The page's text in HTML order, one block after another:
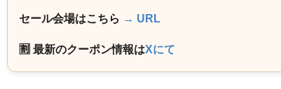
セール会場はこちら → URL
🈹 最新のクーポン情報はXにて